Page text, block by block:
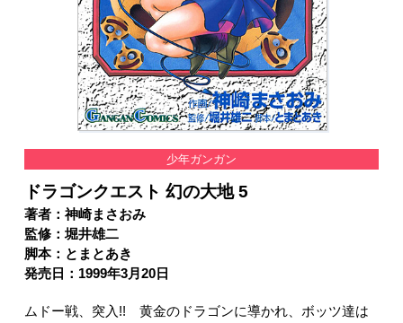
少年ガンガン
ドラゴンクエスト 幻の大地 5
著者：神崎まさおみ
監修：堀井雄二
脚本：とまとあき
発売日：1999年3月20日
ムドー戦、突入!! 黄金のドラゴンに導かれ、ボッツ達は